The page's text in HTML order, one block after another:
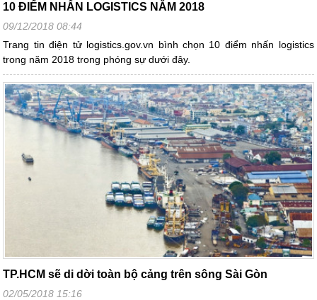
10 ĐIỂM NHẤN LOGISTICS NĂM 2018
09/12/2018 08:44
Trang tin điện tử logistics.gov.vn bình chọn 10 điểm nhấn logistics
trong năm 2018 trong phóng sự dưới đây.
TP.HCM sẽ di dời toàn bộ cảng trên sông Sài Gòn
02/05/2018 15:16